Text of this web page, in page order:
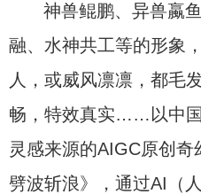
神兽鲲鹏、异兽蠃
融、水神共工等的形象
人，或威风凛凛，都毛
畅，特效真实……以中
灵感来源的AIGC原创奇
劈波斩浪》，通过AI（